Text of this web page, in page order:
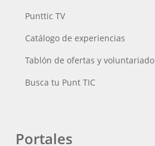
Punttic TV
Catálogo de experiencias
Tablón de ofertas y voluntariado
Busca tu Punt TIC
Portales